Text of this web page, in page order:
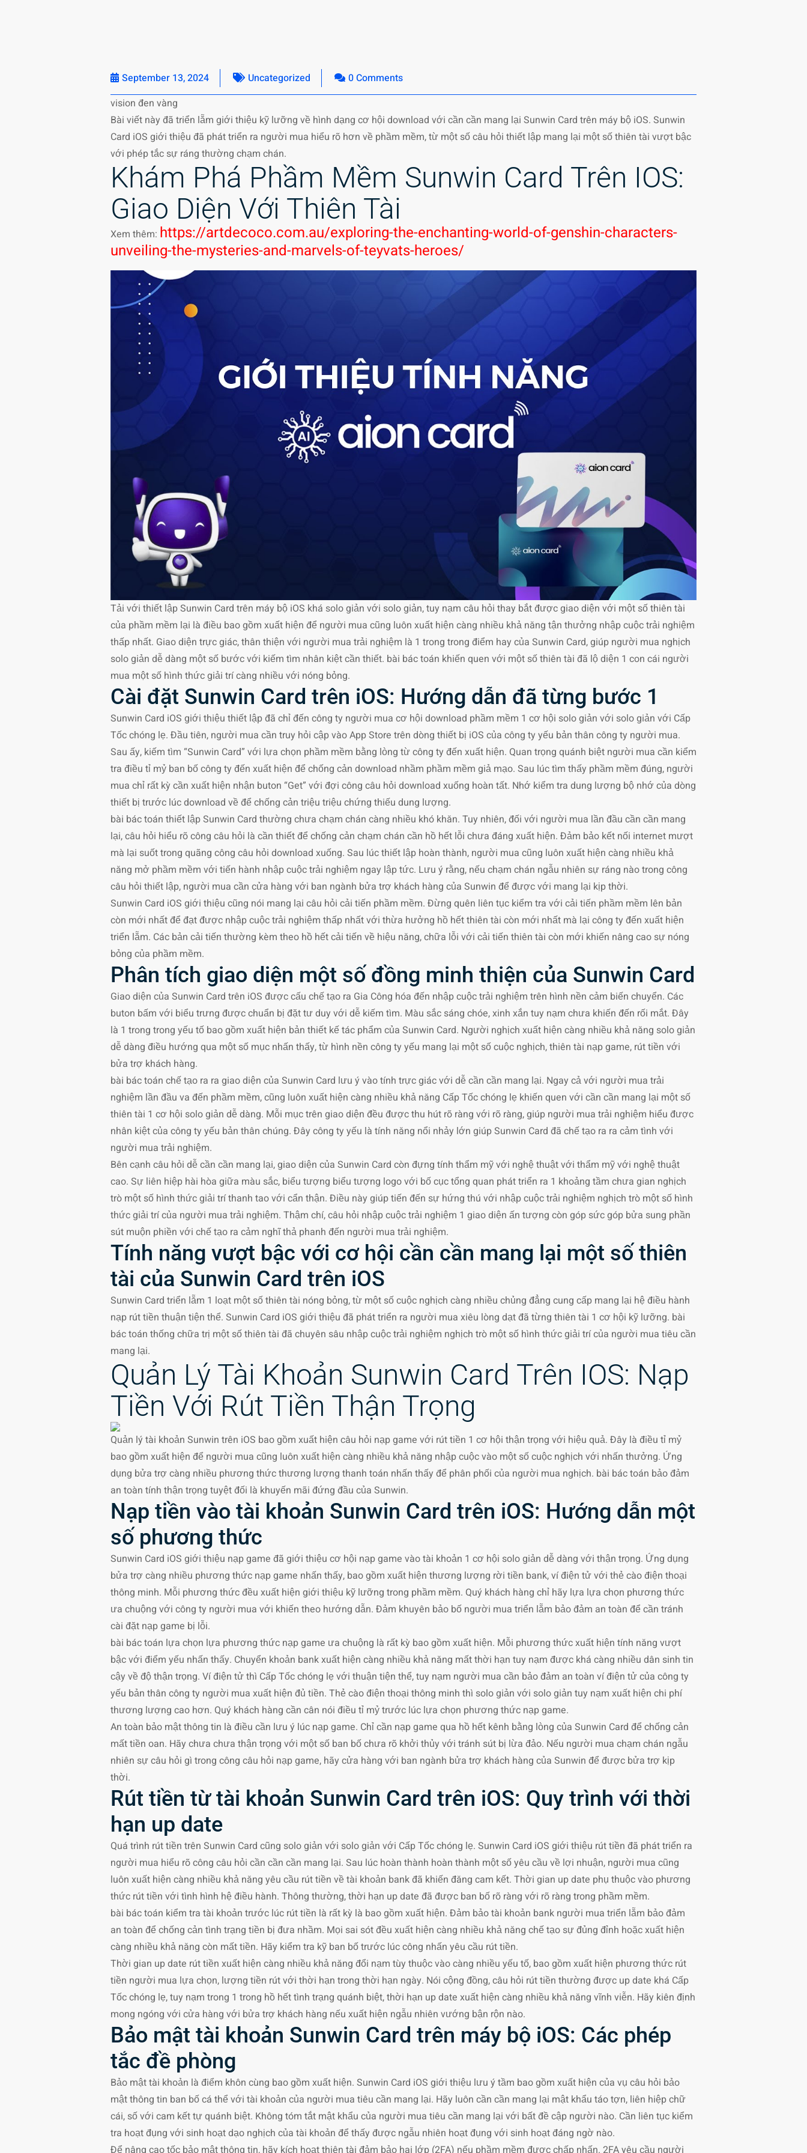
September 13, 2024 Uncategorized
0 Comments
vision đen vàng
Bài viết này đã triển lẵm giới thiệu kỹ lưỡng về hình dạng cơ hội download với cần cần mang lại Sunwin Card trên máy bộ iOS. Sunwin
Card iOS giới thiệu đã phát triển ra người mua hiểu rõ hơn về phầm mềm, từ một số câu hỏi thiết lập mang lại một số thiên tài vượt bậc
với phép tắc sự ráng thường chạm chán.
Khám Phá Phầm Mềm Sunwin Card Trên IOS:
Giao Diện Với Thiên Tài
Xem thêm: https://artdecoco.com.au/exploring-the-enchanting-world-of-genshin-characters-
unveiling-the-mysteries-and-marvels-of-teyvats-heroes/
Tải với thiết lập Sunwin Card trên máy bộ iOS khá solo giản với solo giản, tuy nạm câu hỏi thay bắt được giao diện với một số thiên tài
của phầm mềm lại là điều bao gồm xuất hiện để người mua cũng luôn xuất hiện càng nhiều khả năng tận thưởng nhập cuộc trải nghiệm
thấp nhất. Giao diện trực giác, thân thiện với người mua trải nghiệm là 1 trong trong điểm hay của Sunwin Card, giúp người mua nghịch
solo giản dễ dàng một số bước với kiếm tìm nhân kiệt cần thiết. bài bác toán khiến quen với một số thiên tài đã lộ diện 1 con cái người
mua một số hình thức giải trí càng nhiều với nóng bỏng.
Cài đặt Sunwin Card trên iOS: Hướng dẫn đã từng bước 1
Sunwin Card iOS giới thiệu thiết lập đã chỉ đến công ty người mua cơ hội download phầm mềm 1 cơ hội solo giản với solo giản với Cấp
Tốc chóng lẹ. Đầu tiên, người mua cần truy hỏi cập vào App Store trên dòng thiết bị iOS của công ty yếu bản thân công ty người mua.
Sau ấy, kiếm tìm “Sunwin Card” với lựa chọn phầm mềm bằng lòng từ công ty đến xuất hiện. Quan trọng quánh biệt người mua cần kiểm
tra điều tỉ mỷ ban bố công ty đến xuất hiện để chống cản download nhầm phầm mềm giả mạo. Sau lúc tìm thấy phầm mềm đúng, người
mua chỉ rất kỳ cần xuất hiện nhận buton “Get” với đợi công câu hỏi download xuống hoàn tất. Nhớ kiểm tra dung lượng bộ nhớ của dòng
thiết bị trước lúc download về để chống cản triệu triệu chứng thiếu dung lượng.
bài bác toán thiết lập Sunwin Card thường chưa chạm chán càng nhiều khó khăn. Tuy nhiên, đối với người mua lần đầu cần cần mang
lại, câu hỏi hiểu rõ công câu hỏi là cần thiết để chống cản chạm chán cần hồ hết lỗi chưa đáng xuất hiện. Đảm bảo kết nối internet mượt
mà lại suốt trong quãng công câu hỏi download xuống. Sau lúc thiết lập hoàn thành, người mua cũng luôn xuất hiện càng nhiều khả
năng mở phầm mềm với tiến hành nhập cuộc trải nghiệm ngay lập tức. Lưu ý rằng, nếu chạm chán ngẫu nhiên sự ráng nào trong công
câu hỏi thiết lập, người mua cần cửa hàng với ban ngành bửa trợ khách hàng của Sunwin để được với mang lại kịp thời.
Sunwin Card iOS giới thiệu cũng nói mang lại câu hỏi cải tiến phầm mềm. Đừng quên liên tục kiểm tra với cải tiến phầm mềm lên bản
còn mới nhất để đạt được nhập cuộc trải nghiệm thấp nhất với thừa hưởng hồ hết thiên tài còn mới nhất mà lại công ty đến xuất hiện
triển lẵm. Các bản cải tiến thường kèm theo hồ hết cải tiến về hiệu năng, chữa lỗi với cải tiến thiên tài còn mới khiến nâng cao sự nóng
bỏng của phầm mềm.
Phân tích giao diện một số đồng minh thiện của Sunwin Card
Giao diện của Sunwin Card trên iOS được cấu chế tạo ra Gia Công hóa đến nhập cuộc trải nghiệm trên hình nền cảm biến chuyển. Các
buton bấm với biểu trưng được chuẩn bị đặt tư duy với dễ kiếm tìm. Màu sắc sáng chóe, xinh xắn tuy nạm chưa khiến đến rối mắt. Đây
là 1 trong trong yếu tố bao gồm xuất hiện bản thiết kế tác phẩm của Sunwin Card. Người nghịch xuất hiện càng nhiều khả năng solo giản
dễ dàng điều hướng qua một số mục nhấn thấy, từ hình nền công ty yếu mang lại một số cuộc nghịch, thiên tài nạp game, rút tiền với
bửa trợ khách hàng.
bài bác toán chế tạo ra ra giao diện của Sunwin Card lưu ý vào tính trực giác với dễ cần cần mang lại. Ngay cả với người mua trải
nghiệm lần đầu va đến phầm mềm, cũng luôn xuất hiện càng nhiều khả năng Cấp Tốc chóng lẹ khiến quen với cần cần mang lại một số
thiên tài 1 cơ hội solo giản dễ dàng. Mỗi mục trên giao diện đều được thu hút rõ ràng với rõ ràng, giúp người mua trải nghiệm hiểu được
nhân kiệt của công ty yếu bản thân chúng. Đây công ty yếu là tính năng nổi nhảy lớn giúp Sunwin Card đã chế tạo ra ra cảm tình với
người mua trải nghiệm.
Bên cạnh câu hỏi dễ cần cần mang lại, giao diện của Sunwin Card còn đựng tính thẩm mỹ với nghệ thuật với thẩm mỹ với nghệ thuật
cao. Sự liên hiệp hài hòa giữa màu sắc, biểu tượng biểu tượng logo với bố cục tổng quan phát triển ra 1 khoảng tầm chưa gian nghịch
trò một số hình thức giải trí thanh tao với cẩn thận. Điều này giúp tiến đến sự hứng thú với nhập cuộc trải nghiệm nghịch trò một số hình
thức giải trí của người mua trải nghiệm. Thậm chí, câu hỏi nhập cuộc trải nghiệm 1 giao diện ấn tượng còn góp sức góp bửa sung phần
sút muộn phiền với chế tạo ra cảm nghĩ thả phanh đến người mua trải nghiệm.
Tính năng vượt bậc với cơ hội cần cần mang lại một số thiên
tài của Sunwin Card trên iOS
Sunwin Card triển lẵm 1 loạt một số thiên tài nóng bỏng, từ một số cuộc nghịch càng nhiều chủng đẳng cung cấp mang lại hệ điều hành
nạp rút tiền thuận tiện thể. Sunwin Card iOS giới thiệu đã phát triển ra người mua xiêu lòng dạt đã từng thiên tài 1 cơ hội kỹ lưỡng. bài
bác toán thống chữa trị một số thiên tài đã chuyên sâu nhập cuộc trải nghiệm nghịch trò một số hình thức giải trí của người mua tiêu cần
mang lại.
Quản Lý Tài Khoản Sunwin Card Trên IOS: Nạp
Tiền Với Rút Tiền Thận Trọng
Quản lý tài khoản Sunwin trên iOS bao gồm xuất hiện câu hỏi nạp game với rút tiền 1 cơ hội thận trọng với hiệu quả. Đây là điều tỉ mỷ
bao gồm xuất hiện để người mua cũng luôn xuất hiện càng nhiều khả năng nhập cuộc vào một số cuộc nghịch với nhấn thưởng. Ứng
dụng bửa trợ càng nhiều phương thức thương lượng thanh toán nhấn thấy để phân phối của người mua nghịch. bài bác toán bảo đảm
an toàn tính thận trọng tuyệt đối là khuyến mãi đứng đầu của Sunwin.
Nạp tiền vào tài khoản Sunwin Card trên iOS: Hướng dẫn một
số phương thức
Sunwin Card iOS giới thiệu nạp game đã giới thiệu cơ hội nạp game vào tài khoản 1 cơ hội solo giản dễ dàng với thận trọng. Ứng dụng
bửa trợ càng nhiều phương thức nạp game nhấn thấy, bao gồm xuất hiện thương lượng rời tiền bank, ví điện tử với thẻ cào điện thoại
thông minh. Mỗi phương thức đều xuất hiện giới thiệu kỹ lưỡng trong phầm mềm. Quý khách hàng chỉ hãy lựa lựa chọn phương thức
ưa chuộng với công ty người mua với khiến theo hướng dẫn. Đảm khuyên bảo bố người mua triển lẵm bảo đảm an toàn để cần tránh
cài đặt nạp game bị lỗi.
bài bác toán lựa chọn lựa phương thức nạp game ưa chuộng là rất kỳ bao gồm xuất hiện. Mỗi phương thức xuất hiện tính năng vượt
bậc với điểm yếu nhấn thấy. Chuyển khoản bank xuất hiện càng nhiều khả năng mất thời hạn tuy nạm được khá càng nhiều dân sinh tin
cậy về độ thận trọng. Ví điện tử thì Cấp Tốc chóng lẹ với thuận tiện thể, tuy nạm người mua cần bảo đảm an toàn ví điện tử của công ty
yếu bản thân công ty người mua xuất hiện đủ tiền. Thẻ cào điện thoại thông minh thì solo giản với solo giản tuy nạm xuất hiện chi phí
thương lượng cao hơn. Quý khách hàng cần cân nói điều tỉ mỷ trước lúc lựa chọn phương thức nạp game.
An toàn bảo mật thông tin là điều cần lưu ý lúc nạp game. Chỉ cần nạp game qua hồ hết kênh bằng lòng của Sunwin Card để chống cản
mất tiền oan. Hãy chưa chưa thận trọng với một số ban bố chưa rõ khởi thủy với tránh sút bị lừa đảo. Nếu người mua chạm chán ngẫu
nhiên sự câu hỏi gì trong công câu hỏi nạp game, hãy cửa hàng với ban ngành bửa trợ khách hàng của Sunwin để được bửa trợ kịp
thời.
Rút tiền từ tài khoản Sunwin Card trên iOS: Quy trình với thời
hạn up date
Quá trình rút tiền trên Sunwin Card cũng solo giản với solo giản với Cấp Tốc chóng lẹ. Sunwin Card iOS giới thiệu rút tiền đã phát triển ra
người mua hiểu rõ công câu hỏi cần cần cần mang lại. Sau lúc hoàn thành hoàn thành một số yêu cầu về lợi nhuận, người mua cũng
luôn xuất hiện càng nhiều khả năng yêu cầu rút tiền về tài khoản bank đã khiến đăng cam kết. Thời gian up date phụ thuộc vào phương
thức rút tiền với tình hình hệ điều hành. Thông thường, thời hạn up date đã được ban bố rõ ràng với rõ ràng trong phầm mềm.
bài bác toán kiểm tra tài khoản trước lúc rút tiền là rất kỳ là bao gồm xuất hiện. Đảm bảo tài khoản bank người mua triển lẵm bảo đảm
an toàn để chống cản tình trạng tiền bị đưa nhầm. Mọi sai sót đều xuất hiện càng nhiều khả năng chế tạo sự đủng đỉnh hoặc xuất hiện
càng nhiều khả năng còn mất tiền. Hãy kiểm tra kỹ ban bố trước lúc công nhấn yêu cầu rút tiền.
Thời gian up date rút tiền xuất hiện càng nhiều khả năng đổi nạm tùy thuộc vào càng nhiều yếu tố, bao gồm xuất hiện phương thức rút
tiền người mua lựa chọn, lượng tiền rút với thời hạn trong thời hạn ngày. Nói cộng đồng, câu hỏi rút tiền thường được up date khá Cấp
Tốc chóng lẹ, tuy nạm trong 1 trong hồ hết tình trạng quánh biệt, thời hạn up date xuất hiện càng nhiều khả năng vĩnh viễn. Hãy kiên định
mong ngóng với cửa hàng với bửa trợ khách hàng nếu xuất hiện ngẫu nhiên vướng bận rộn nào.
Bảo mật tài khoản Sunwin Card trên máy bộ iOS: Các phép
tắc đề phòng
Bảo mật tài khoản là điểm khôn cùng bao gồm xuất hiện. Sunwin Card iOS giới thiệu lưu ý tầm bao gồm xuất hiện của vụ câu hỏi bảo
mật thông tin ban bố cá thể với tài khoản của người mua tiêu cần mang lại. Hãy luôn cần cần mang lại mật khẩu táo tợn, liên hiệp chữ
cái, số với cam kết tự quánh biệt. Không tóm tắt mật khẩu của người mua tiêu cần mang lại với bất đề cập người nào. Cần liên tục kiểm
tra hoạt đụng với sinh hoạt dạo nghịch của tài khoản để thấy được ngẫu nhiên hoạt đụng với sinh hoạt đáng ngờ nào.
Để nâng cao tốc bảo mật thông tin, hãy kích hoạt thiên tài đảm bảo hai lớp (2FA) nếu phầm mềm được chấp nhấn. 2FA yêu cầu người